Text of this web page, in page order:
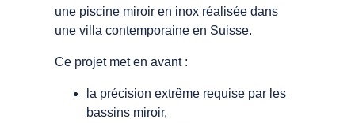
une piscine miroir en inox réalisée dans
une villa contemporaine en Suisse.
Ce projet met en avant :
la précision extrême requise par les
bassins miroir,